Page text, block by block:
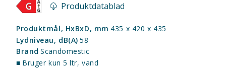
Produktdatablad
Produktmål, HxBxD, mm 435 x 420 x 435
Lydniveau, dB(A) 58
Brand Scandomestic
■ Bruger kun 5 ltr, vand